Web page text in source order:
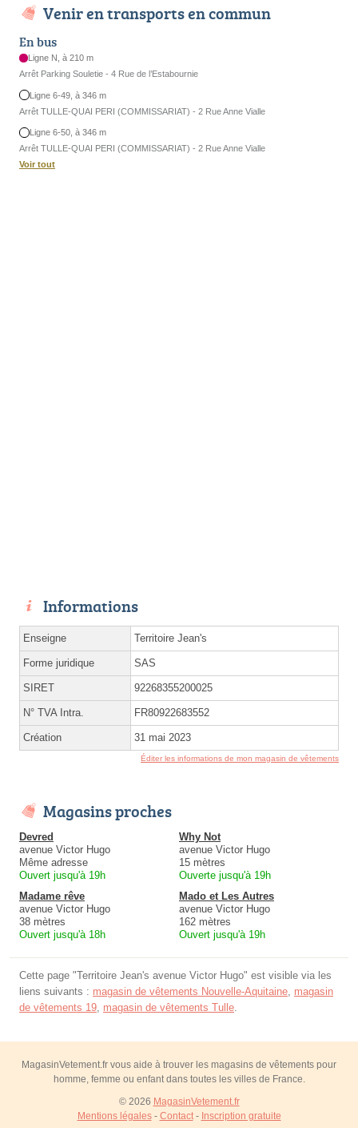
Venir en transports en commun
En bus
Ligne N, à 210 m
Arrêt Parking Souletie - 4 Rue de l’Estabournie
Ligne 6-49, à 346 m
Arrêt TULLE-QUAI PERI (COMMISSARIAT) - 2 Rue Anne Vialle
Ligne 6-50, à 346 m
Arrêt TULLE-QUAI PERI (COMMISSARIAT) - 2 Rue Anne Vialle
Voir tout
Informations
Enseigne Territoire Jean's
Forme juridique SAS
SIRET 92268355200025
N° TVA Intra. FR80922683552
Création 31 mai 2023
Éditer les informations de mon magasin de vêtements
Magasins proches
Devred
avenue Victor Hugo
Même adresse
Ouvert jusqu'à 19h
Why Not
avenue Victor Hugo
15 mètres
Ouverte jusqu'à 19h
Madame rêve
avenue Victor Hugo
38 mètres
Ouvert jusqu'à 18h
Mado et Les Autres
avenue Victor Hugo
162 mètres
Ouvert jusqu'à 19h
Cette page "Territoire Jean's avenue Victor Hugo" est visible via les
liens suivants : magasin de vêtements Nouvelle-Aquitaine, magasin
de vêtements 19, magasin de vêtements Tulle.
MagasinVetement.fr vous aide à trouver les magasins de vêtements pour
homme, femme ou enfant dans toutes les villes de France.
© 2026 MagasinVetement.fr
Mentions légales- Contact- Inscription gratuite